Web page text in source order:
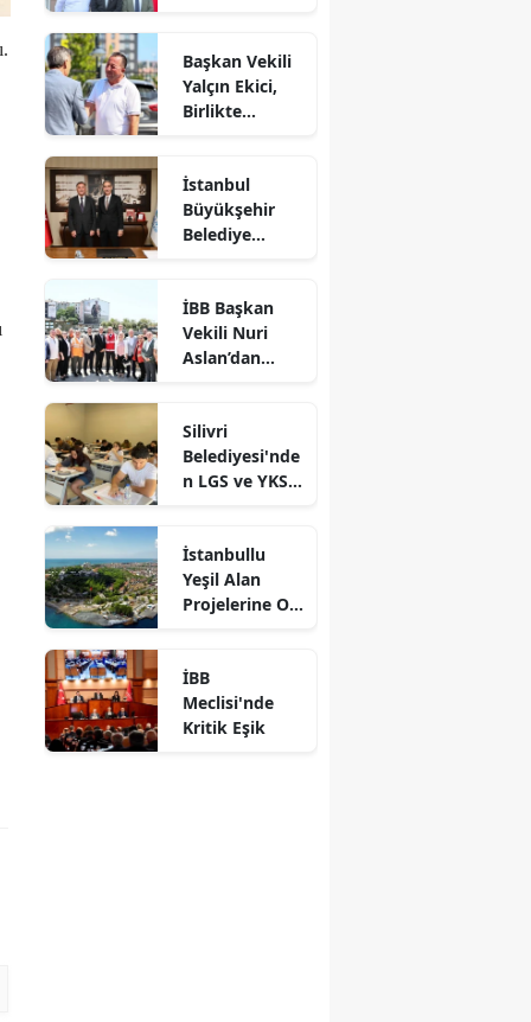
Başkan Vekili
Yalçın Ekici,
Birlikte
İncelemelerde
Bulundu
İstanbul
Büyükşehir
Belediye
Silivri
Belediyesine
Ziyaret
İBB Başkan
Vekili Nuri
Aslan’dan
Çalışmalara
Yakın Takip
Silivri
Belediyesi'nde
n LGS ve YKS
Eğitim Desteği
İstanbullu
Yeşil Alan
Projelerine Oy
İBB
Meclisi'nde
Kritik Eşik